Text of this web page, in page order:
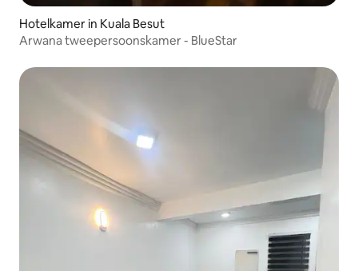
Hotelkamer in Kuala Besut
Arwana tweepersoonskamer - BlueStar